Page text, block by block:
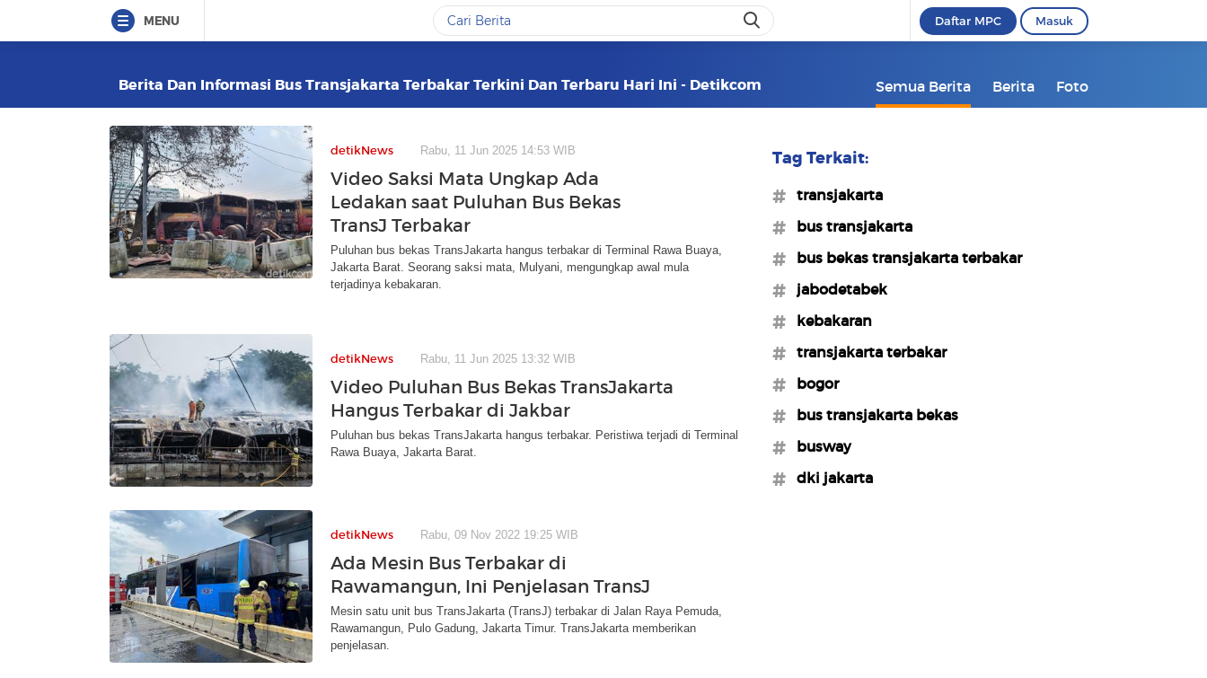
MENU Daftar MPC Masuk
Berita Dan Informasi Bus Transjakarta Terbakar Terkini Dan Terbaru Hari Ini - Detikcom Semua Berita Berita Foto
detikNews Rabu, 11 Jun 2025 14:53 WIB
Video Saksi Mata Ungkap Ada
Ledakan saat Puluhan Bus Bekas
TransJ Terbakar
Puluhan bus bekas TransJakarta hangus terbakar di Terminal Rawa Buaya,
Jakarta Barat. Seorang saksi mata, Mulyani, mengungkap awal mula
terjadinya kebakaran.
detikNews Rabu, 11 Jun 2025 13:32 WIB
Video Puluhan Bus Bekas TransJakarta
Hangus Terbakar di Jakbar
Puluhan bus bekas TransJakarta hangus terbakar. Peristiwa terjadi di Terminal
Rawa Buaya, Jakarta Barat.
detikNews Rabu, 09 Nov 2022 19:25 WIB
Ada Mesin Bus Terbakar di
Rawamangun, Ini Penjelasan TransJ
Mesin satu unit bus TransJakarta (TransJ) terbakar di Jalan Raya Pemuda,
Rawamangun, Pulo Gadung, Jakarta Timur. TransJakarta memberikan
penjelasan.
Tag Terkait:
#transjakarta
#bus transjakarta
#bus bekas transjakarta terbakar
#jabodetabek
#kebakaran
#transjakarta terbakar
#bogor
#bus transjakarta bekas
#busway
#dki jakarta